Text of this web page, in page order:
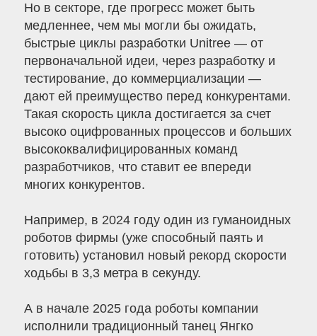
Но в секторе, где прогресс может быть
медленнее, чем мы могли бы ожидать,
быстрые циклы разработки Unitree — от
первоначальной идеи, через разработку и
тестирование, до коммерциализации —
дают ей преимущество перед конкурентами.
Такая скорость цикла достигается за счет
высоко оцифрованных процессов и больших
высококвалифицированных команд
разработчиков, что ставит ее впереди
многих конкурентов.
Например, в 2024 году один из гуманоидных
роботов фирмы (уже способный паять и
готовить) установил новый рекорд скорости
ходьбы в 3,3 метра в секунду.
А в начале 2025 года роботы компании
исполнили традиционный танец Янгко